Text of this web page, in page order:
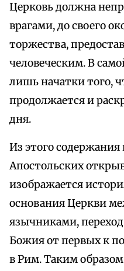
Церковь должна
врагами, до своего
торжества,
человеческим. В
лишь начатки того,
продолжается и
дня.
Из этого
Апостольских
изображается
основания Церкви
язычниками, переход
Божия от первых к
в Рим. Таким